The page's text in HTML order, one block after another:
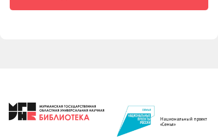
Национальный проект
«Семья»